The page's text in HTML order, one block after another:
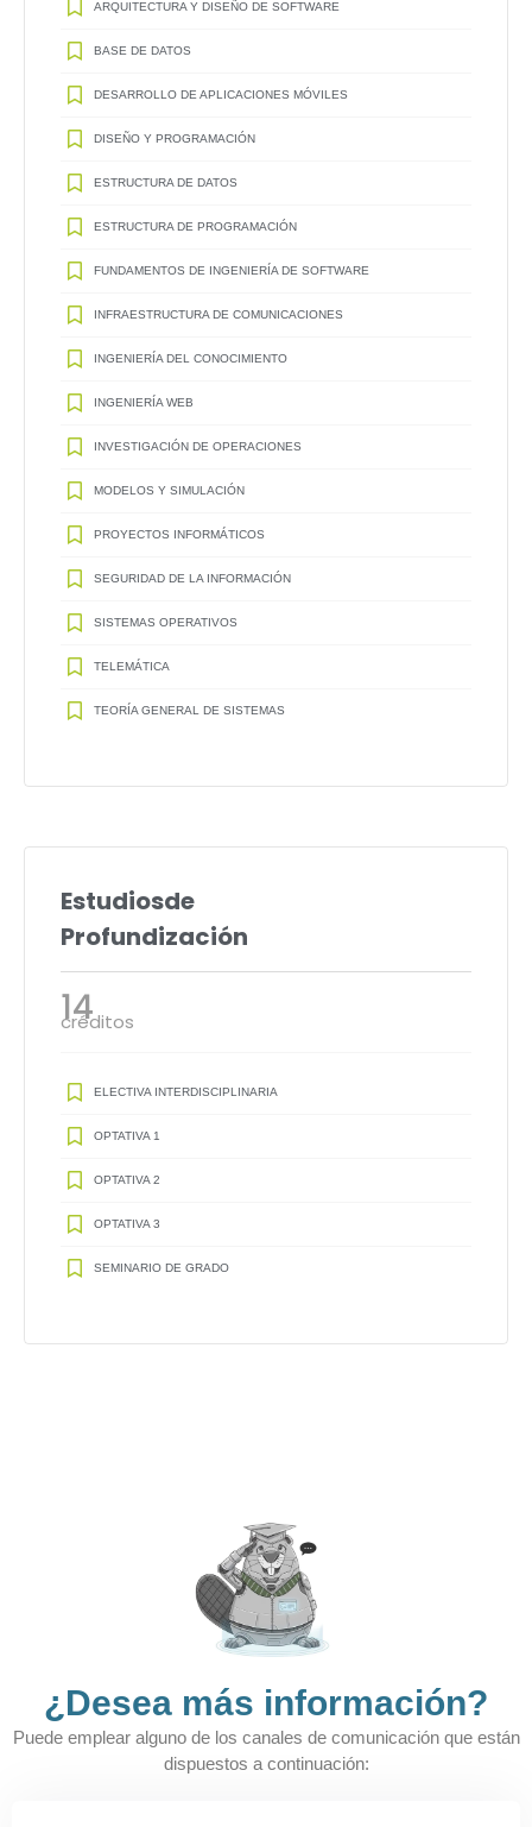
ARQUITECTURA Y DISEÑO DE SOFTWARE
BASE DE DATOS
DESARROLLO DE APLICACIONES MÓVILES
DISEÑO Y PROGRAMACIÓN
ESTRUCTURA DE DATOS
ESTRUCTURA DE PROGRAMACIÓN
FUNDAMENTOS DE INGENIERÍA DE SOFTWARE
INFRAESTRUCTURA DE COMUNICACIONES
INGENIERÍA DEL CONOCIMIENTO
INGENIERÍA WEB
INVESTIGACIÓN DE OPERACIONES
MODELOS Y SIMULACIÓN
PROYECTOS INFORMÁTICOS
SEGURIDAD DE LA INFORMACIÓN
SISTEMAS OPERATIVOS
TELEMÁTICA
TEORÍA GENERAL DE SISTEMAS
Estudiosde
Profundización
14
créditos
ELECTIVA INTERDISCIPLINARIA
OPTATIVA 1
OPTATIVA 2
OPTATIVA 3
SEMINARIO DE GRADO
¿Desea más información?​
Puede emplear alguno de los canales de comunicación que están
dispuestos a continuación: